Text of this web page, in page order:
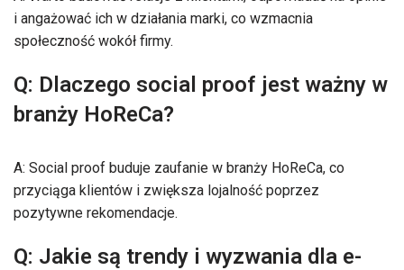
i angażować ich w działania marki, co wzmacnia
społeczność wokół firmy.
Q: Dlaczego social proof jest ważny w
branży HoReCa?
A: Social proof buduje zaufanie w branży HoReCa, co
przyciąga klientów i zwiększa lojalność poprzez
pozytywne rekomendacje.
Q: Jakie są trendy i wyzwania dla e-